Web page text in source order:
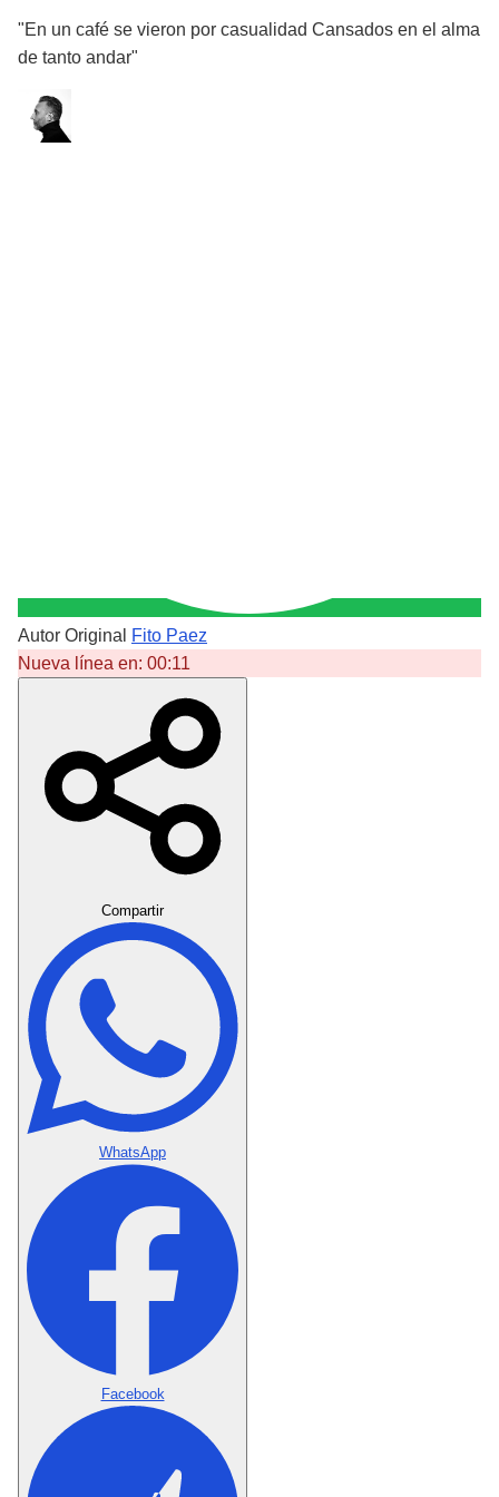
"En un café se vieron por casualidad Cansados en el alma
de tanto andar"
Autor Original
Fito Paez
Nueva línea en: 00:11
Compartir
WhatsApp
Facebook